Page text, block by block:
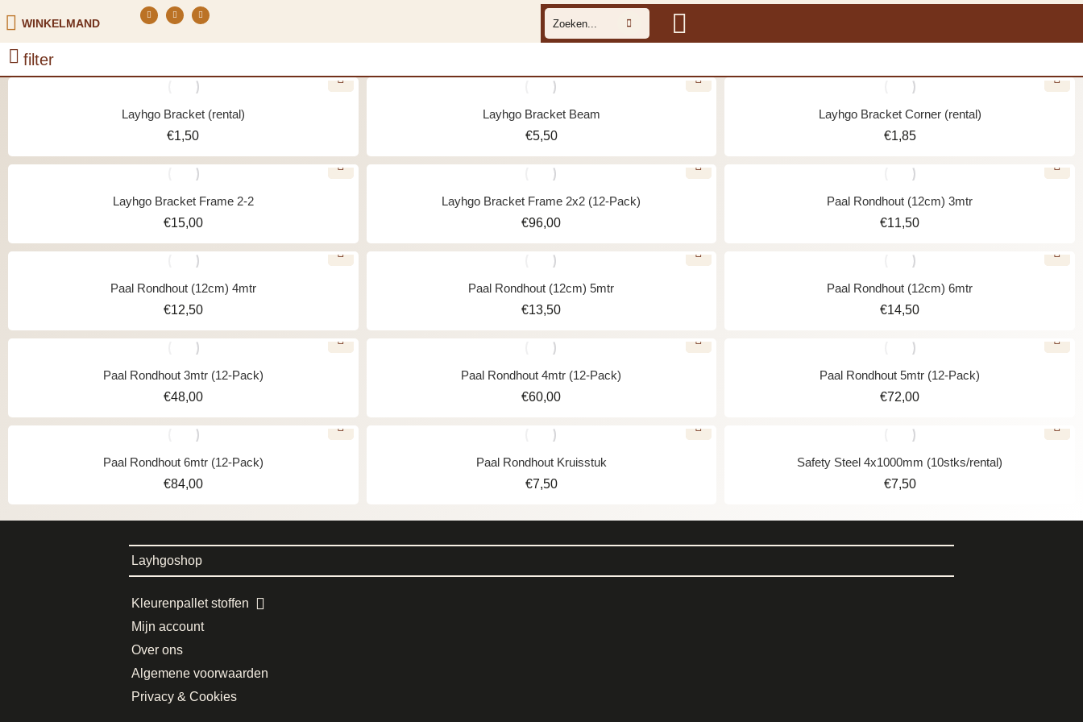
WINKELMAND
filter
Layhgo Bracket (rental)
€1,50
Layhgo Bracket Beam
€5,50
Layhgo Bracket Corner (rental)
€1,85
Layhgo Bracket Frame 2-2
€15,00
Layhgo Bracket Frame 2x2 (12-Pack)
€96,00
Paal Rondhout (12cm) 3mtr
€11,50
Paal Rondhout (12cm) 4mtr
€12,50
Paal Rondhout (12cm) 5mtr
€13,50
Paal Rondhout (12cm) 6mtr
€14,50
Paal Rondhout 3mtr (12-Pack)
€48,00
Paal Rondhout 4mtr (12-Pack)
€60,00
Paal Rondhout 5mtr (12-Pack)
€72,00
Paal Rondhout 6mtr (12-Pack)
€84,00
Paal Rondhout Kruisstuk
€7,50
Safety Steel 4x1000mm (10stks/rental)
€7,50
Layhgoshop
Kleurenpallet stoffen
Mijn account
Over ons
Algemene voorwaarden
Privacy & Cookies